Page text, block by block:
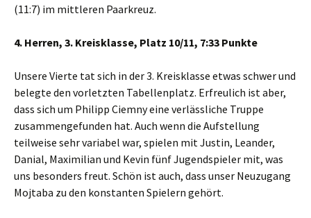
(11:7) im mittleren Paarkreuz.
4. Herren, 3. Kreisklasse, Platz 10/11, 7:33 Punkte
Unsere Vierte tat sich in der 3. Kreisklasse etwas schwer und
belegte den vorletzten Tabellenplatz. Erfreulich ist aber,
dass sich um Philipp Ciemny eine verlässliche Truppe
zusammengefunden hat. Auch wenn die Aufstellung
teilweise sehr variabel war, spielen mit Justin, Leander,
Danial, Maximilian und Kevin fünf Jugendspieler mit, was
uns besonders freut. Schön ist auch, dass unser Neuzugang
Mojtaba zu den konstanten Spielern gehört.